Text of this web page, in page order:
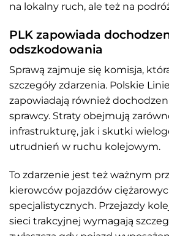
na lokalny ruch, ale też na
PLK zapowiada
odszkodowania
Sprawą zajmuje się komisja,
szczegóły zdarzenia. Polskie
zapowiadają również
sprawcy. Straty obejmują
infrastrukturę, jak i skutki
utrudnień w ruchu kolejowym.
To zdarzenie jest też ważnym
kierowców pojazdów
specjalistycznych. Przejazdy
sieci trakcyjnej wymagają